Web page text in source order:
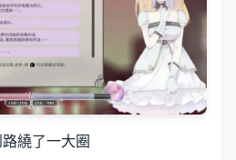
繞了一大圈